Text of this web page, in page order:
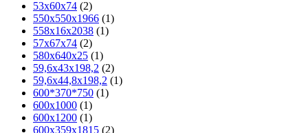
53x60x74 (2)
550х550х1966 (1)
558х16х2038 (1)
57x67x74 (2)
580х640х25 (1)
59,6х43х198,2 (2)
59,6х44,8х198,2 (1)
600*370*750 (1)
600x1000 (1)
600x1200 (1)
600x359x1815 (2)